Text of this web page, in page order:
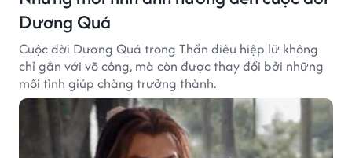
Dương Quá
Cuộc đời Dương Quá trong Thần điêu hiệp lữ không
chỉ gắn với võ công, mà còn được thay đổi bởi những
mối tình giúp chàng trưởng thành.